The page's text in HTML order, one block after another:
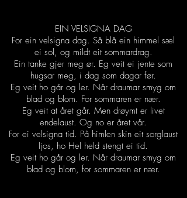
EIN VELSIGNA DAG
For ein velsigna dag. Så blå ein himmel sæl
ei sol, og mildt eit sommardrag.
Ein tanke gjer meg ør. Eg veit ei jente som
hugsar meg, i dag som dagar før.
Eg veit ho går og ler. Når draumar smyg om
blad og blom. For sommaren er nær.
Eg veit at året går. Men drøymt er livet
endelaust. Og no er året vår.
For ei velsigna tid. På himlen skin eit sorglaust
ljos, ho Hel held stengt ei tid.
Eg veit ho går og ler. Når draumar smyg om
blad og blom, for sommaren er nær.